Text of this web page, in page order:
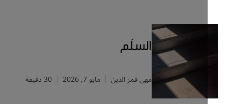
السلّم
مهى قمر الدين مايو 7, 2026 30 دقيقة